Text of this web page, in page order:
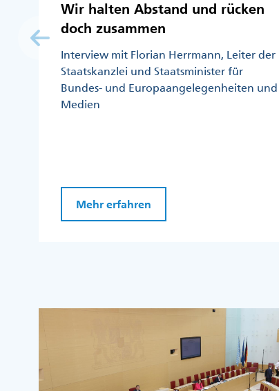
Wir halten Abstand und rücken
doch zusammen
Interview mit Florian Herrmann, Leiter der
Staatskanzlei und Staatsminister für
Bundes- und Europaangelegenheiten und
Medien
Mehr erfahren